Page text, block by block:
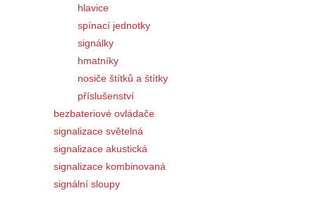
hlavice
spínací jednotky
signálky
hmatníky
nosiče štítků a štítky
příslušenství
bezbateriové ovládače
signalizace světelná
signalizace akustická
signalizace kombinovaná
signální sloupy